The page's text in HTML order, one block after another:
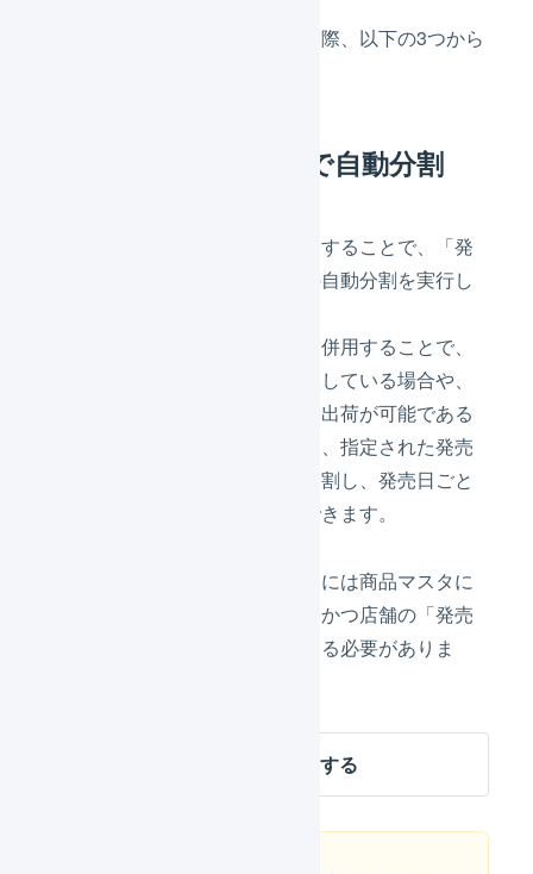
出荷伝票の自動分割を利用する際、以下の3つから
商品マスタの発売日で自動分割
商品マスタの「発売日」を設定することで、「発
売日」の値によって出荷伝票の自動分割を実行し
「発売日ありの作業開始日」と併用することで、
発売日が異なる商品を複数購入している場合や、
発売日が指定された商品と即日出荷が可能である
商品を同時購入している場合に、指定された発売
日ごとに出荷伝票を自動的に分割し、発売日ごと
に出荷作業を開始することができます。
出荷伝票の自動分割を実行するには商品マスタに
「発売日」が指定されており、かつ店舗の「発売
日が混在した受注」が有効である必要がありま
商品マスタの発売日を設定する